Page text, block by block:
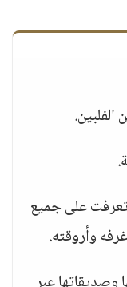
تعرفت على جميع
وأروقته.